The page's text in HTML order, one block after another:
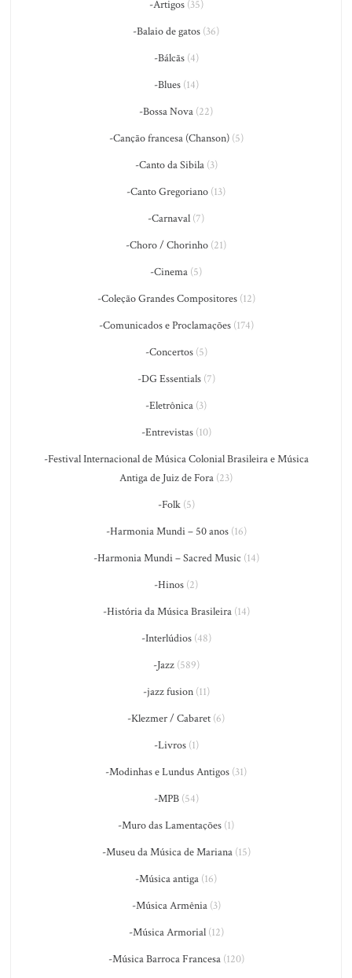
-Artigos(35)
-Balaio de gatos (36)
-Bálcãs(4)
-Blues(14)
-Bossa Nova (22)
-Canção francesa (Chanson)(5)
-Canto da Sibila(3)
-Canto Gregoriano (13)
-Carnaval (7)
-Choro / Chorinho (21)
-Cinema (5)
-Coleção Grandes Compositores(12)
-Comunicados e Proclamações(174)
-Concertos(5)
-DG Essentials(7)
-Eletrônica (3)
-Entrevistas(10)
-Festival Internacional de Música Colonial Brasileira e Música
Antiga de Juiz de Fora (23)
-Folk(5)
-Harmonia Mundi – 50 anos(16)
-Harmonia Mundi – Sacred Music (14)
-Hinos (2)
-História da Música Brasileira(14)
-Interlúdios(48)
-Jazz(589)
-jazz fusion(11)
-Klezmer / Cabaret (6)
-Livros(1)
-Modinhas e Lundus Antigos (31)
-MPB(54)
-Muro das Lamentações (1)
-Museu da Música de Mariana(15)
-Música antiga (16)
-Música Armênia(3)
-Música Armorial(12)
-Música Barroca Francesa(120)